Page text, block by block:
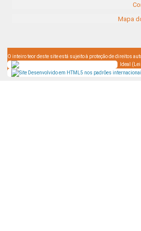
Mapa
O inteiro teor deste site está sujeito à proteção de direitos
Ideal